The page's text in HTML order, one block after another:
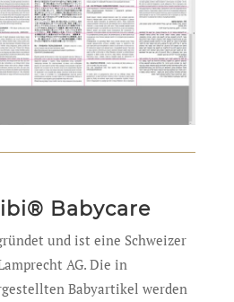
Babycare
und ist eine Schweizer
AG. Die in
Babyartikel werden